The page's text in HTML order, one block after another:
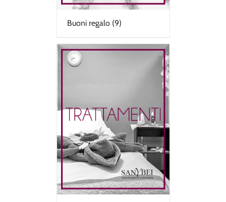
Buoni regalo (9)